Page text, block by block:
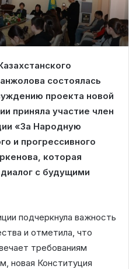
состоялась
проекта новой
приняла участие член
«За Народную
и прогрессивного
которая
с будущими
подчеркнула важность
и отметила, что
требованиям
новая Конституция